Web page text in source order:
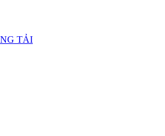
TẢI